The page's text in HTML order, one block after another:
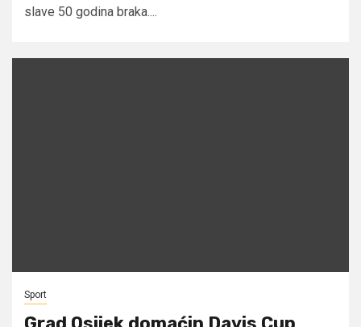
slave 50 godina braka....
Sport